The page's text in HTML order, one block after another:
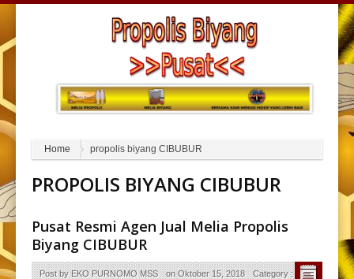
Home propolis biyang CIBUBUR
PROPOLIS BIYANG CIBUBUR
Pusat Resmi Agen Jual Melia Propolis
Biyang CIBUBUR
Post byEKO PURNOMO MSS onOktober 15, 2018 Category : Agen